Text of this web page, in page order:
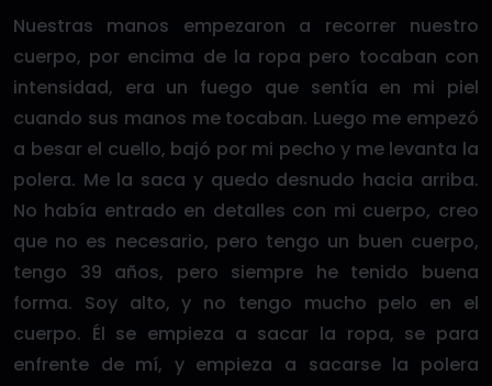
Nuestras manos empezaron a recorrer nuestro
cuerpo, por encima de la ropa pero tocaban con
intensidad, era un fuego que sentía en mi piel
cuando sus manos me tocaban. Luego me empezó
a besar el cuello, bajó por mi pecho y me levanta la
polera. Me la saca y quedo desnudo hacia arriba.
No había entrado en detalles con mi cuerpo, creo
que no es necesario, pero tengo un buen cuerpo,
tengo 39 años, pero siempre he tenido buena
forma. Soy alto, y no tengo mucho pelo en el
cuerpo. Él se empieza a sacar la ropa, se para
enfrente de mí, y empieza a sacarse la polera